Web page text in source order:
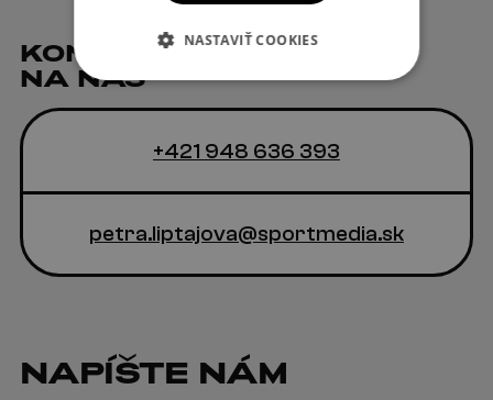
KONTAKT
NA NÁS
+421 948 636 393
petra.liptajova@sportmedia.sk
NAPÍŠTE NÁM
NASTAVIŤ COOKIES